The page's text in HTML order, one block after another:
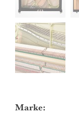
Marke: